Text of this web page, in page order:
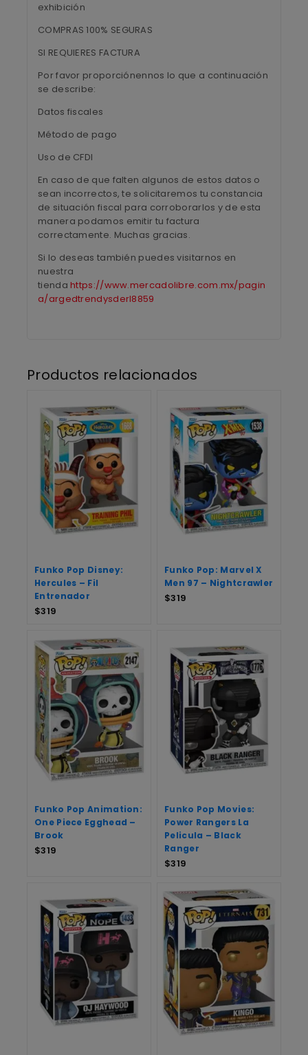
exhibición
COMPRAS 100% SEGURAS
SI REQUIERES FACTURA
Por favor proporciónennos lo que a continuación
se describe:
Datos fiscales
Método de pago
Uso de CFDI
En caso de que falten algunos de estos datos o
sean incorrectos, te solicitaremos tu constancia
de situación fiscal para corroborarlos y de esta
manera podamos emitir tu factura
correctamente. Muchas gracias.
Si lo deseas también puedes visitarnos en
nuestra
tiendahttps://www.mercadolibre.com.mx/pagin
a/argedtrendysderl8859
Productos relacionados
Funko Pop Disney:
Hercules – Fil
Entrenador
$319
Funko Pop: Marvel X
Men 97 – Nightcrawler
$319
Funko Pop Animation:
One Piece Egghead –
Brook
$319
Funko Pop Movies:
Power Rangers La
Pelicula – Black
Ranger
$319